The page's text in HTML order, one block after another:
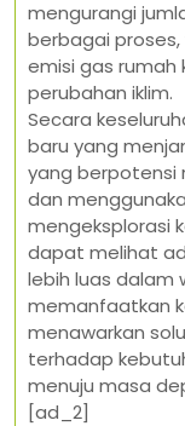
mengurangi
berbagai
emisi gas
perubahan iklim.
Secara
baru yang
yang berpotensi
dan
mengeksplorasi
dapat melihat
lebih luas dalam
memanfaatkan
menawarkan
terhadap
menuju masa
[ad_2]